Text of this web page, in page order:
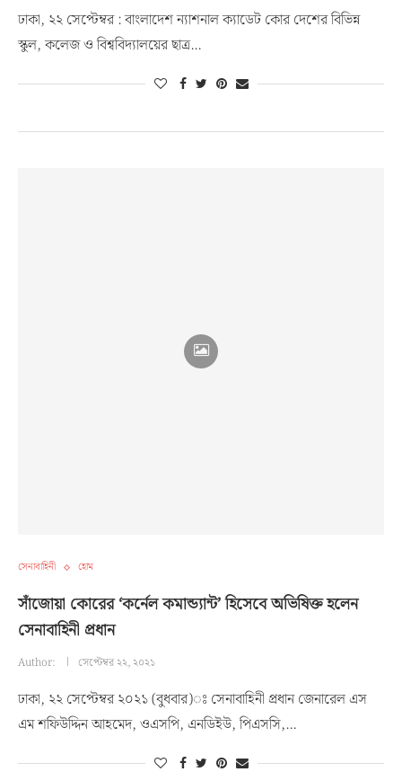
ঢাকা, ২২ সেপ্টেম্বর : বাংলাদেশ ন্যাশনাল ক্যাডেট কোর দেশের বিভিন্ন
স্কুল, কলেজ ও বিশ্ববিদ্যালয়ের ছাত্র…
সেনাবাহিনী হোম
সাঁজোয়া কোরের ‘কর্নেল কমান্ড্যান্ট’ হিসেবে অভিষিক্ত হলেন
সেনাবাহিনী প্রধান
Author: সেপ্টেম্বর ২২, ২০২১
ঢাকা, ২২ সেপ্টেম্বর ২০২১ (বুধবার)ঃ সেনাবাহিনী প্রধান জেনারেল এস
এম শফিউদ্দিন আহমেদ, ওএসপি, এনডিইউ, পিএসসি,…